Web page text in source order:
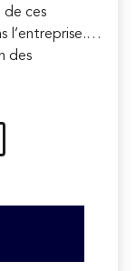
de ces
l’entreprise.
des